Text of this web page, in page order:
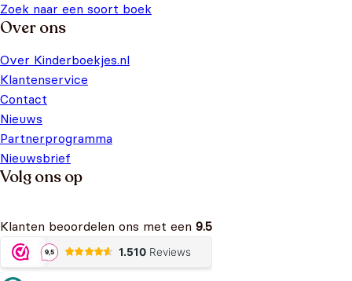
Zoek naar een soort boek
Over ons
Over Kinderboekjes.nl
Klantenservice
Contact
Nieuws
Partnerprogramma
Nieuwsbrief
Volg ons op
Klanten beoordelen ons met een 9.5